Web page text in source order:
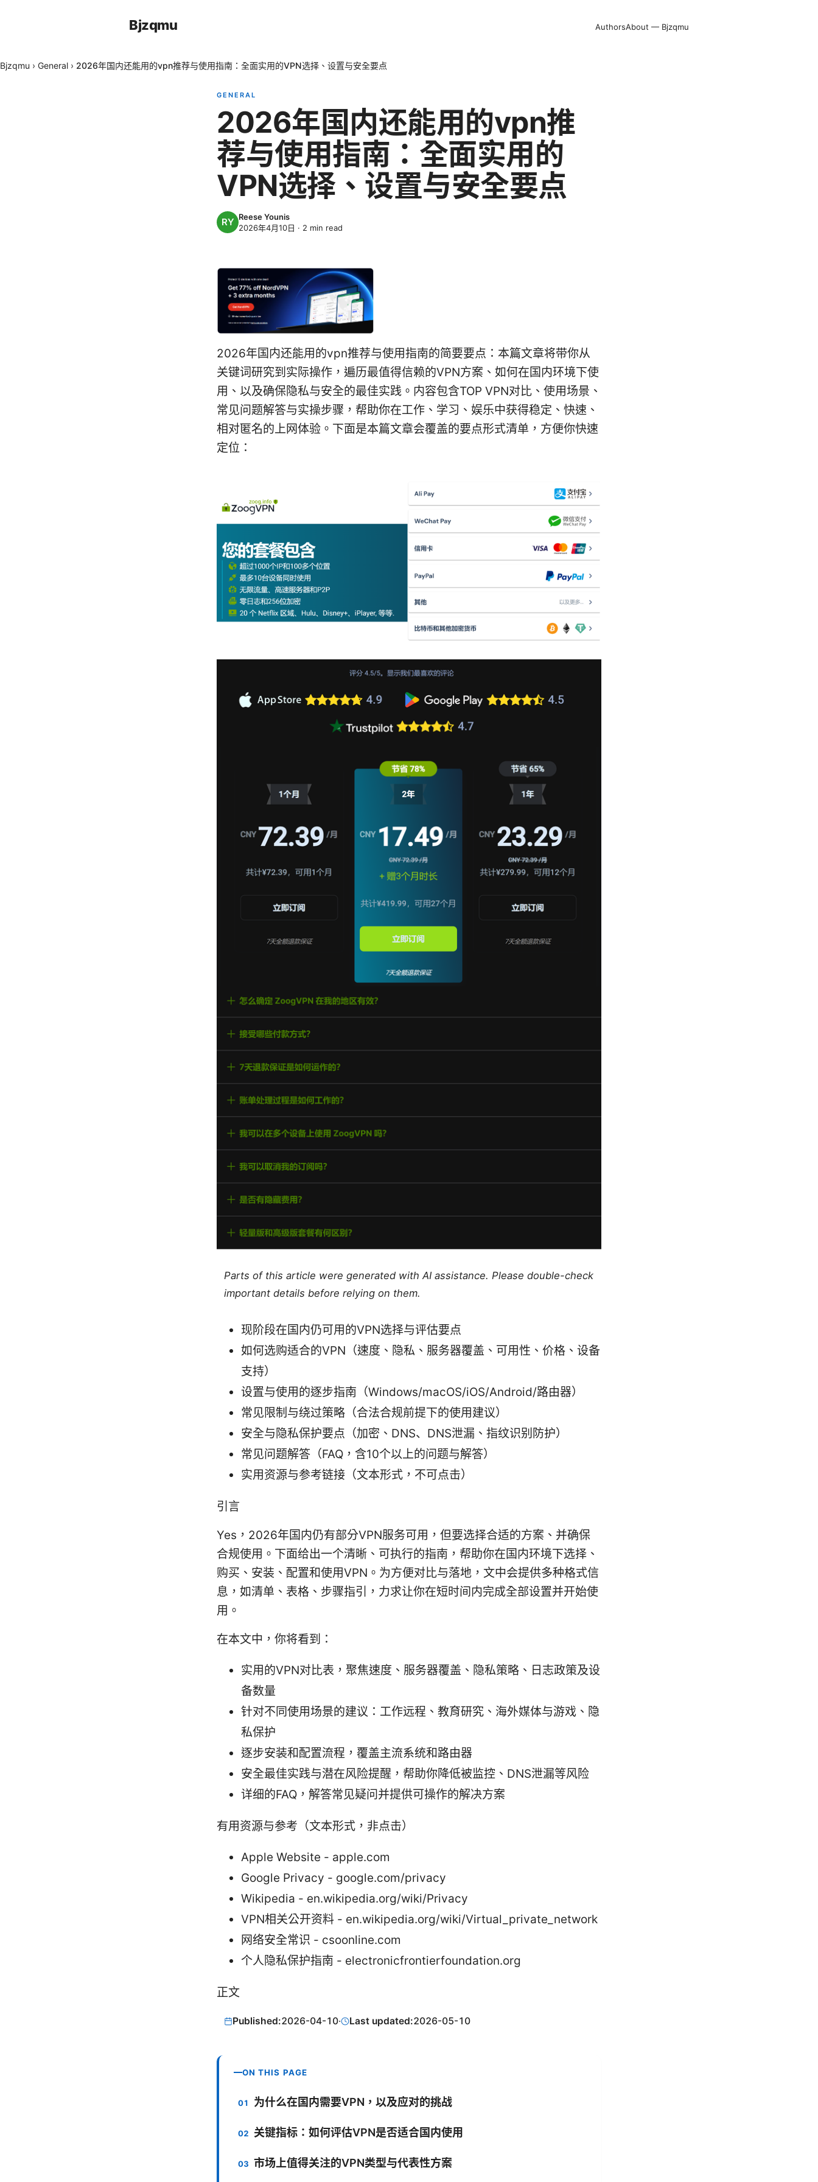
Bjzqmu AuthorsAbout — Bjzqmu
Bjzqmu › General › 2026年国内还能用的vpn推荐与使用指南：全面实用的VPN选择、设置与安全要点
GENERAL
2026年国内还能用的vpn推
荐与使用指南：全面实用的
VPN选择、设置与安全要点
Reese Younis
2026年4月10日 · 2 min read
2026年国内还能用的vpn推荐与使用指南的简要要点：本篇文章将带你从
关键词研究到实际操作，遍历最值得信赖的VPN方案、如何在国内环境下使
用、以及确保隐私与安全的最佳实践。内容包含TOP VPN对比、使用场景、
常见问题解答与实操步骤，帮助你在工作、学习、娱乐中获得稳定、快速、
相对匿名的上网体验。下面是本篇文章会覆盖的要点形式清单，方便你快速
定位：
Parts of this article were generated with AI assistance. Please double-check
important details before relying on them.
现阶段在国内仍可用的VPN选择与评估要点
如何选购适合的VPN（速度、隐私、服务器覆盖、可用性、价格、设备
支持）
设置与使用的逐步指南（Windows/macOS/iOS/Android/路由器）
常见限制与绕过策略（合法合规前提下的使用建议）
安全与隐私保护要点（加密、DNS、DNS泄漏、指纹识别防护）
常见问题解答（FAQ，含10个以上的问题与解答）
实用资源与参考链接（文本形式，不可点击）
引言
Yes，2026年国内仍有部分VPN服务可用，但要选择合适的方案、并确保
合规使用。下面给出一个清晰、可执行的指南，帮助你在国内环境下选择、
购买、安装、配置和使用VPN。为方便对比与落地，文中会提供多种格式信
息，如清单、表格、步骤指引，力求让你在短时间内完成全部设置并开始使
用。
在本文中，你将看到：
实用的VPN对比表，聚焦速度、服务器覆盖、隐私策略、日志政策及设
备数量
针对不同使用场景的建议：工作远程、教育研究、海外媒体与游戏、隐
私保护
逐步安装和配置流程，覆盖主流系统和路由器
安全最佳实践与潜在风险提醒，帮助你降低被监控、DNS泄漏等风险
详细的FAQ，解答常见疑问并提供可操作的解决方案
有用资源与参考（文本形式，非点击）
Apple Website - apple.com
Google Privacy - google.com/privacy
Wikipedia - en.wikipedia.org/wiki/Privacy
VPN相关公开资料 - en.wikipedia.org/wiki/Virtual_private_network
网络安全常识 - csoonline.com
个人隐私保护指南 - electronicfrontierfoundation.org
正文
Published:2026-04-10· Last updated:2026-05-10
ON THIS PAGE
为什么在国内需要VPN，以及应对的挑战
关键指标：如何评估VPN是否适合国内使用
市场上值得关注的VPN类型与代表性方案